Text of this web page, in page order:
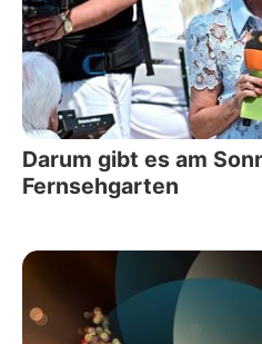
Darum gibt es am
Fernsehgarten